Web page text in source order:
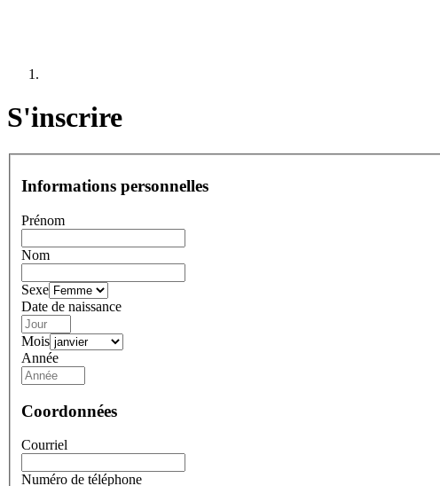
S'inscrire
Informations personnelles
Prénom
Nom
Sexe
Date de naissance
Mois
Année
Coordonnées
Courriel
Numéro de téléphone